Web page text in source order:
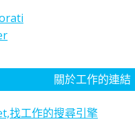
關於工作的連結
找工作的搜尋引擎